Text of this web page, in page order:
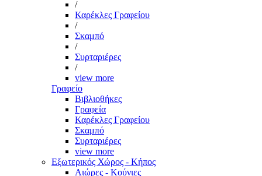
/
Καρέκλες Γραφείου
/
Σκαμπό
/
Συρταριέρες
/
view more
Γραφείο
Βιβλιοθήκες
Γραφεία
Καρέκλες Γραφείου
Σκαμπό
Συρταριέρες
view more
Εξωτερικός Χώρος - Κήπος
Αιώρες - Κούνιες